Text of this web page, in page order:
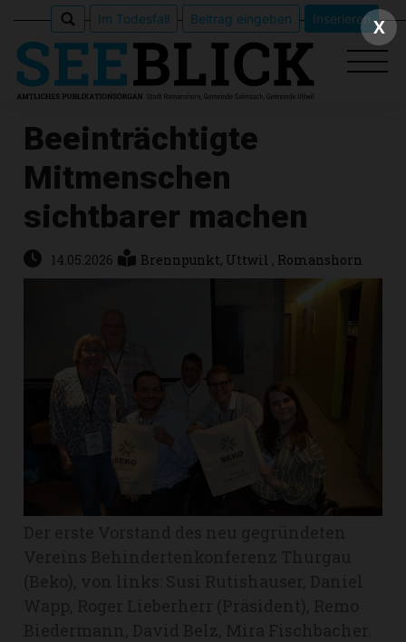
Epaper
Veranstaltungen
Erlebnisführer
Romanshorn:
Im Todesfall Beitrag eingeben Inserieren
Beeinträchtigte
Mitmenschen
sichtbarer machen
14.05.2026 Brennpunkt, Uttwil , Romanshorn
X